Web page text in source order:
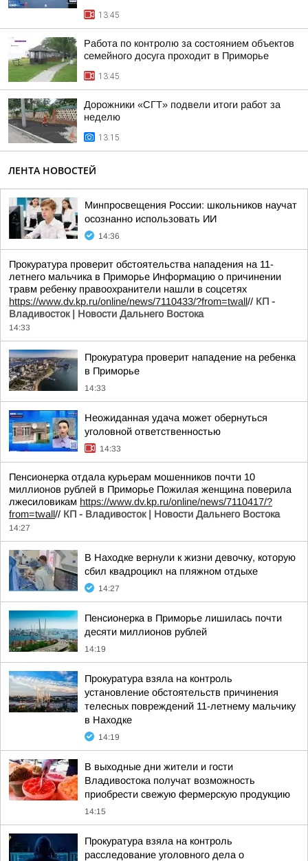
13:45
Работа по контролю за состоянием объектов
семейного досуга проходит в Приморье
13:45
Дорожники «СГТ» подвели итоги работ за
неделю
13:15
ЛЕНТА НОВОСТЕЙ
Минпросвещения России: школьников научат
осознанно использовать ИИ
14:36
Прокуратура проверит обстоятельства нападения на 11-
летнего мальчика в Приморье Информацию о причинении
травм ребенку правоохранители нашли в соцсетях
https://www.dv.kp.ru/online/news/7110433/?from=twall// КП -
Владивосток | Новости Дальнего Востока
14:33
Прокуратура проверит нападение на ребенка
в Приморье
14:33
Неожиданная удача может обернуться
уголовной ответственностью
14:33
Пенсионерка отдала курьерам мошенников почти 10
миллионов рублей в Приморье Пожилая женщина поверила
лжесиловикам https://www.dv.kp.ru/online/news/7110417/?
from=twall// КП - Владивосток | Новости Дальнего Востока
14:27
В Находке вернули к жизни девочку, которую
сбил квадроцикл на пляжном отдыхе
14:27
Пенсионерка в Приморье лишилась почти
десяти миллионов рублей
14:19
Прокуратура взяла на контроль
установление обстоятельств причинения
телесных повреждений 11-летнему мальчику
в Находке
14:19
В выходные дни жители и гости
Владивостока получат возможность
приобрести свежую фермерскую продукцию
14:15
Прокуратура взяла на контроль
расследование уголовного дела о